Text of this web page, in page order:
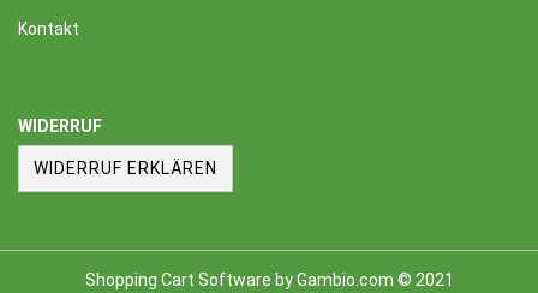
Kontakt
WIDERRUF
WIDERRUF ERKLÄREN
Shopping Cart Software by Gambio.com © 2021